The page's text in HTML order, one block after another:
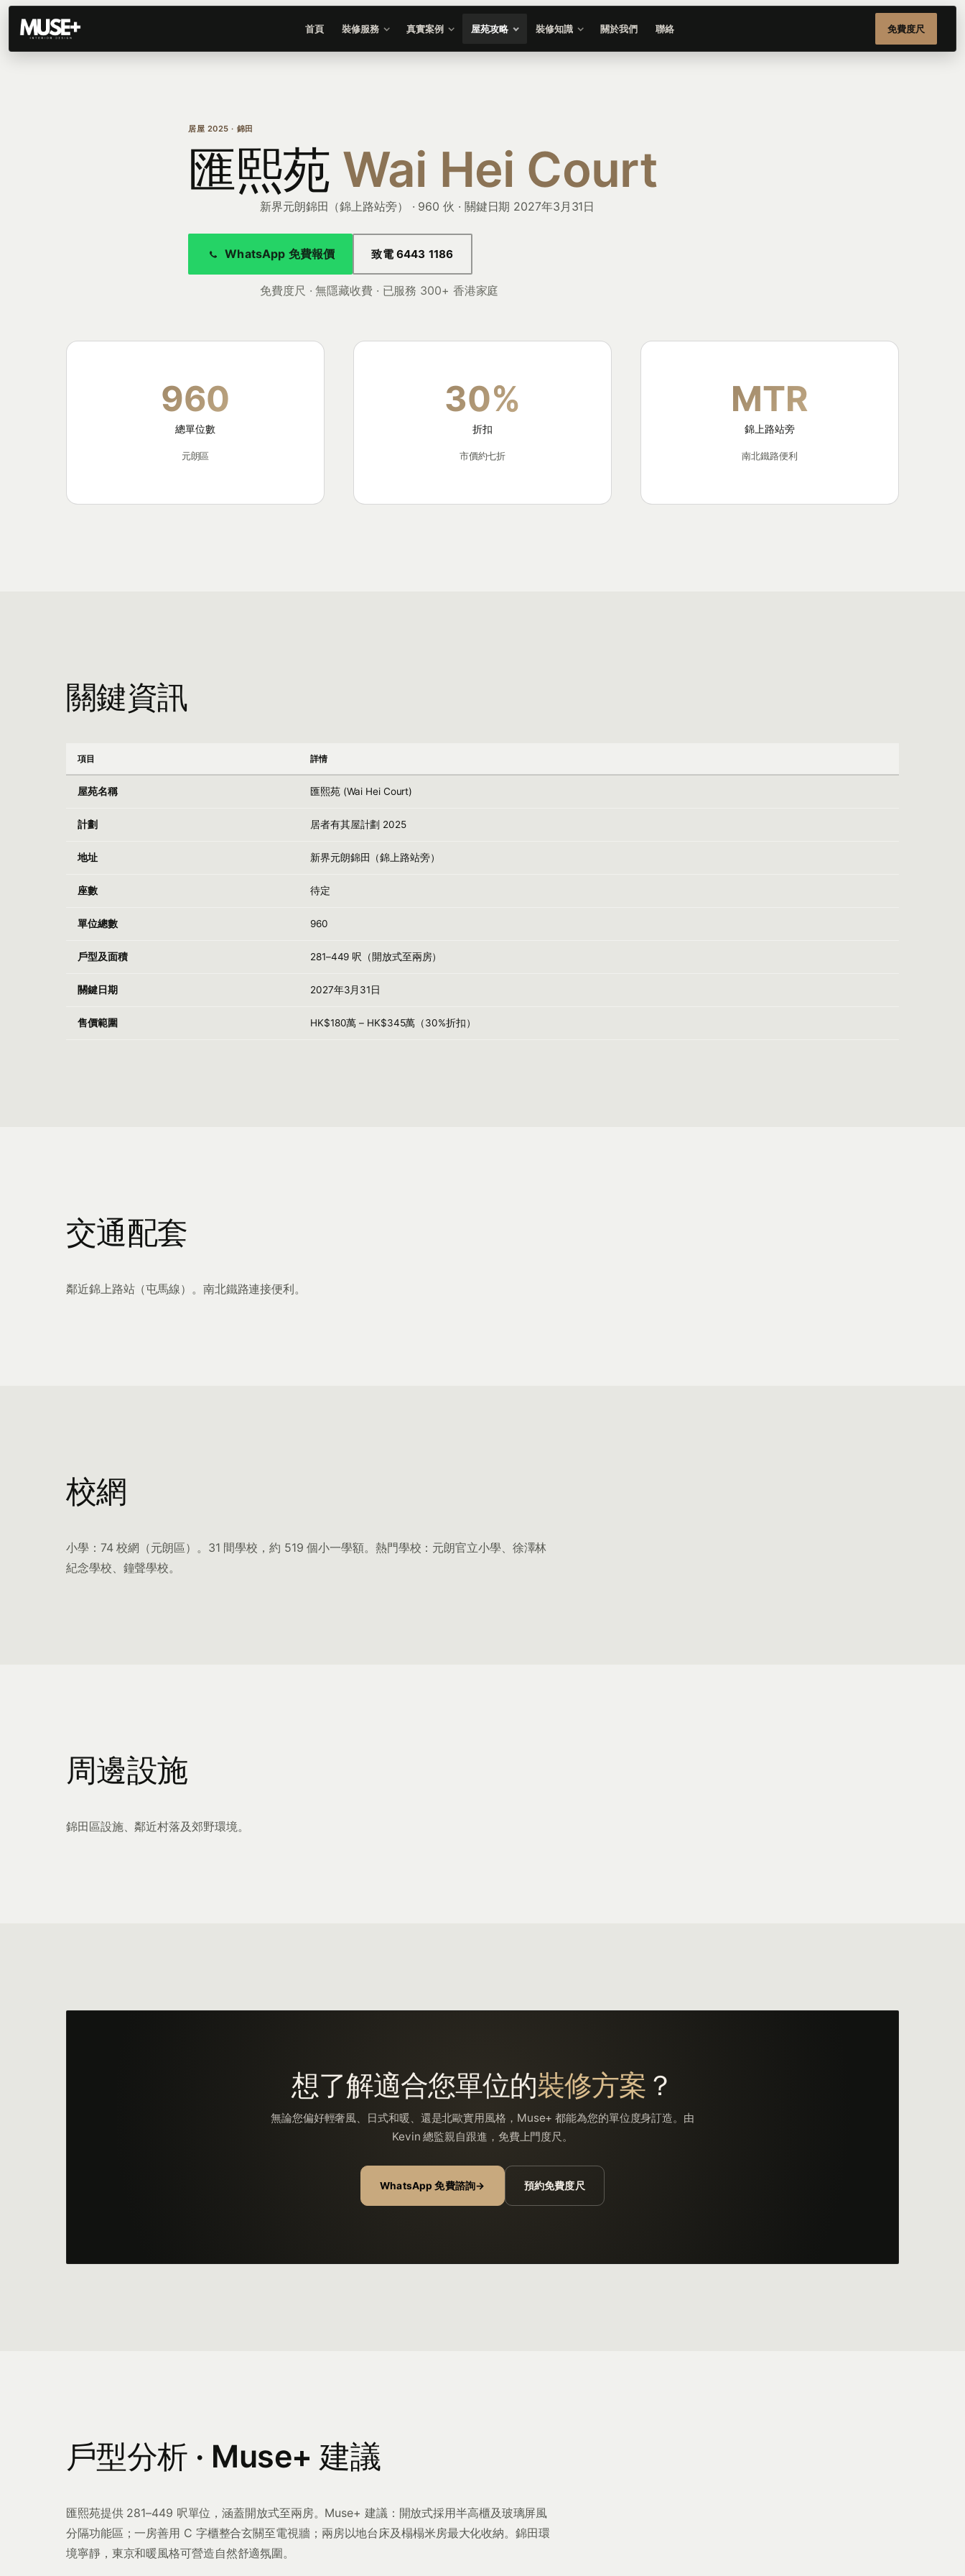
首頁 裝修服務 真實案例 屋苑攻略 裝修知識 關於我們 聯絡 免費度尺
居屋 2025 · 錦田
匯熙苑 Wai Hei Court
新界元朗錦田（錦上路站旁） · 960 伙 · 關鍵日期 2027年3月31日
WhatsApp 免費報價 致電 6443 1186
免費度尺 · 無隱藏收費 · 已服務 300+ 香港家庭
960
總單位數
元朗區
30%
折扣
市價約七折
MTR
錦上路站旁
南北鐵路便利
關鍵資訊
項目 詳情
屋苑名稱 匯熙苑 (Wai Hei Court)
計劃 居者有其屋計劃 2025
地址 新界元朗錦田（錦上路站旁）
座數 待定
單位總數 960
戶型及面積 281–449 呎（開放式至兩房）
關鍵日期 2027年3月31日
售價範圍 HK$180萬 – HK$345萬（30%折扣）
交通配套
鄰近錦上路站（屯馬線）。南北鐵路連接便利。
校網
小學：74 校網（元朗區）。31 間學校，約 519 個小一學額。熱門學校：元朗官立小學、徐澤林
紀念學校、鐘聲學校。
周邊設施
錦田區設施、鄰近村落及郊野環境。
想了解適合您單位的裝修方案 ？
無論您偏好輕奢風、日式和暖、還是北歐實用風格，Muse+ 都能為您的單位度身訂造。由
Kevin 總監親自跟進，免費上門度尺。
WhatsApp 免費諮詢→ 預約免費度尺
戶型分析 · Muse+ 建議
匯熙苑提供 281–449 呎單位，涵蓋開放式至兩房。Muse+ 建議：開放式採用半高櫃及玻璃屏風
分隔功能區；一房善用 C 字櫃整合玄關至電視牆；兩房以地台床及榻榻米房最大化收納。錦田環
境寧靜，東京和暖風格可營造自然舒適氛圍。